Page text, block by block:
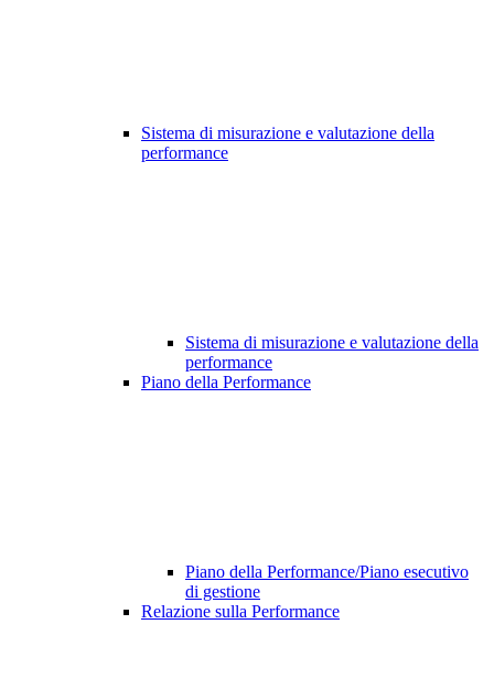
Sistema di misurazione e valutazione della
performance
Sistema di misurazione e valutazione della
performance
Piano della Performance
Piano della Performance/Piano esecutivo
di gestione
Relazione sulla Performance